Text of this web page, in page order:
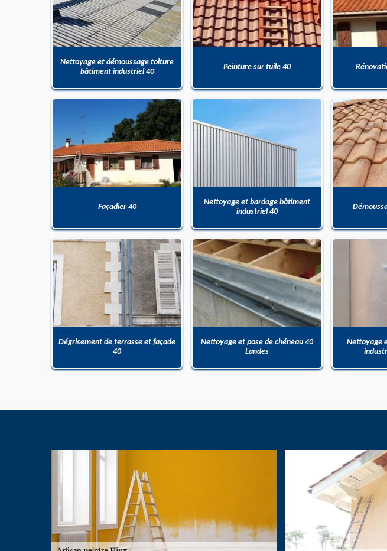
Nettoyage et démoussage toiture
bâtiment industriel 40
Peinture sur tuile 40
Façadier 40
Nettoyage et bardage bâtiment
industriel 40
Dégrisement de terrasse et façade
40
Nettoyage et pose de chéneau 40
Landes
Nettoyage